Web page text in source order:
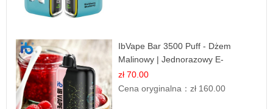
IbVape Bar 3500 Puff - Dżem
Malinowy | Jednorazowy E-
papieros
zł 70.00
Cena oryginalna：zł 160.00